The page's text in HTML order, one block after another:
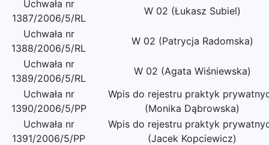
Uchwała nr
1387/2006/5/RL
W 02 (Łukasz Subiel)
Uchwała nr
1388/2006/5/RL
W 02 (Patrycja Radomska)
Uchwała nr
1389/2006/5/RL
W 02 (Agata Wiśniewska)
Uchwała nr
1390/2006/5/PP
Wpis do rejestru praktyk
(Monika Dąbrowska)
Uchwała nr
1391/2006/5/PP
Wpis do rejestru praktyk
(Jacek Kopciewicz)